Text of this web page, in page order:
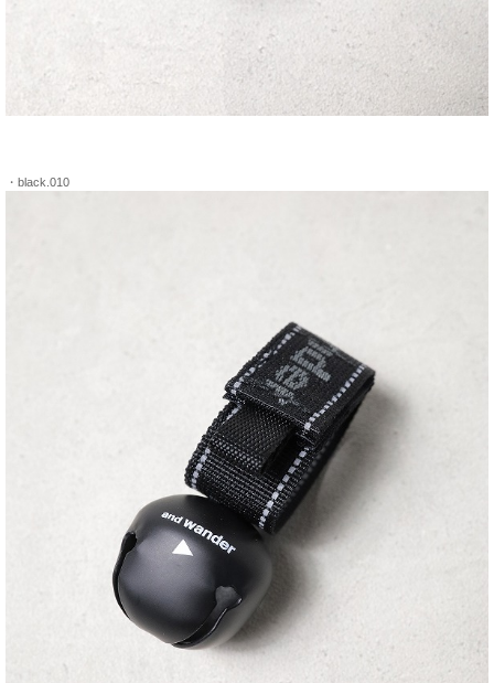
・black.010